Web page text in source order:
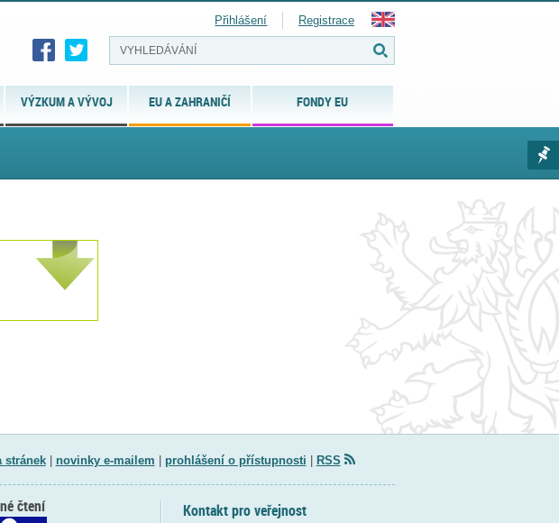
VÝZKUM A VÝVOJ EU A ZAHRANIČÍ FONDY EU
Přihlášení Registrace
stránek| novinky e-mailem prohlášení o přístupnosti RSS
Kontakt pro veřejnost
čtení